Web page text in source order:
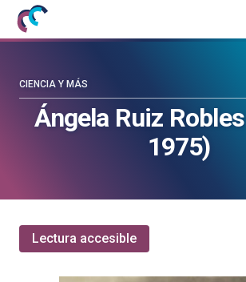
Mujeres
con
Cátedra
la
blog
Cátedra
la
Ángela Ruiz
1975)
CIENCIA Y MÁS
Lectura accesible